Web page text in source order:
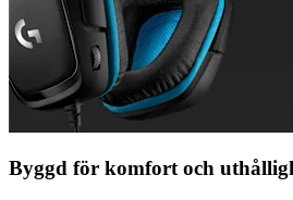
Byggd för komfort och